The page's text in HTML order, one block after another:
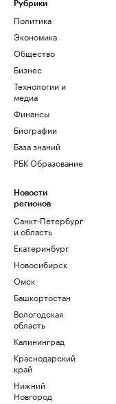
Рубрики
Политика
Экономика
Общество
Бизнес
Технологии и
медиа
Финансы
Биографии
База знаний
РБК Образование
Новости
регионов
Санкт-Петербург
и область
Екатеринбург
Новосибирск
Омск
Башкортостан
Вологодская
область
Калининград
Краснодарский
край
Нижний
Новгород